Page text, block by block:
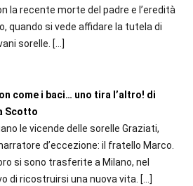
la recente morte del padre e l’eredità
quando si vede affidare la tutela di
sorelle. […]
come i baci… uno tira l’altro! di
Scotto
le vicende delle sorelle Graziati,
d’eccezione: il fratello Marco.
si sono trasferite a Milano, nel
di ricostruirsi una nuova vita. […]